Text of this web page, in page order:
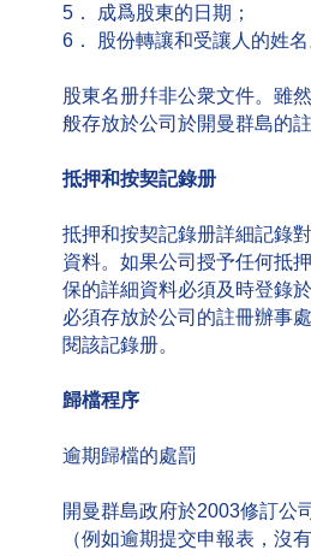
5． 成爲股東的日期；
6． 股份轉讓和受讓人的姓
股東名册幷非公衆文件。雖
般存放於公司於開曼群島的
抵押和按契記錄册
抵押和按契記錄册詳細記錄
資料。如果公司授予任何抵
保的詳細資料必須及時登錄
必須存放於公司的註冊辦事
閱該記錄册。
歸檔程序
逾期歸檔的處罰
開曼群島政府於2003修訂公
（例如逾期提交申報表，沒